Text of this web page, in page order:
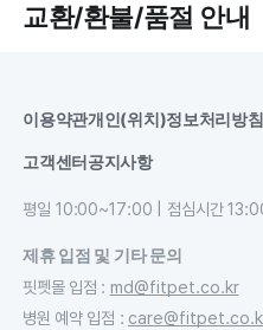
교환/환불/품절 안내
이용약관개인(위치)정보처리방침
고객센터공지사항
평일 10:00~17:00 | 점심시간
제휴 입점 및 기타 문의
핏펫몰 입점 : md@fitpet.co.kr
병원 예약 입점 :